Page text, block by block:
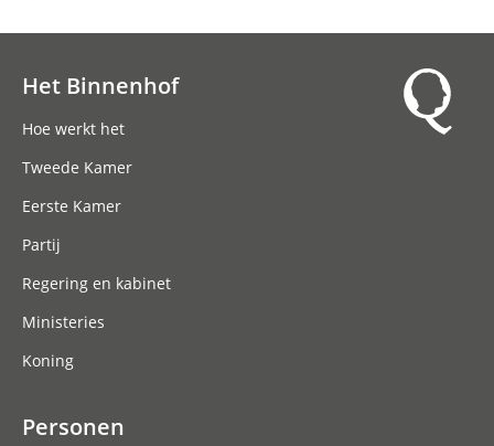
Het Binnenhof
Hoe werkt het
Tweede Kamer
Eerste Kamer
Partij
Regering en kabinet
Ministeries
Koning
Personen